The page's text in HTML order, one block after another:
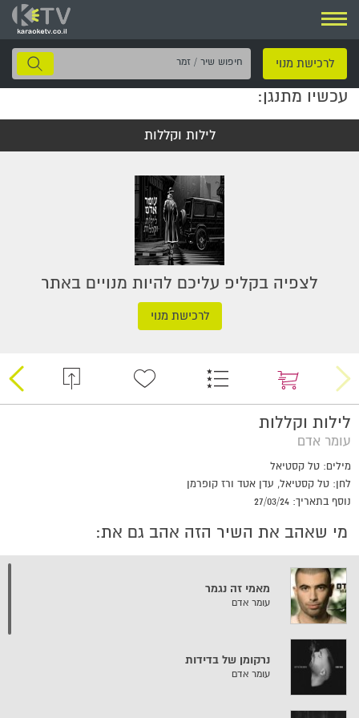
ניווט
לרכישת מנוי
חיפוש
שיר
עכשיו מתנגן:
לילות וקללות
לצפיה בקליפ עליכם להיות מנויים באתר
לרכישת מנוי
לילות וקללות
עומר אדם
מילים: טל קסטיאל
לחן: טל קסטיאל, עדן אטד ורז קופרמן
נוסף בתאריך: 27/03/24
מי שאהב את השיר הזה אהב גם את:
מאמי זה נגמר
עומר אדם
נרקומן של בדידות
עומר אדם